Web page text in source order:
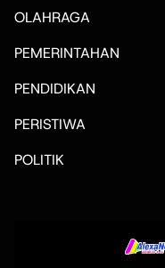
OLAHRAGA
PEMERINTAHAN
PENDIDIKAN
PERISTIWA
POLITIK